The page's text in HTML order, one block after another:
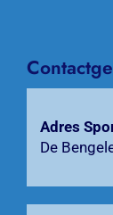
Agenda
Bardienst
Contact
Adres
De